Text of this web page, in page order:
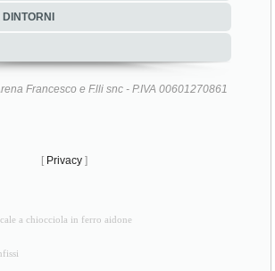
Francesco e F.lli snc - P.IVA 00601270861
[ Privacy ]
a chiocciola in ferro aidone